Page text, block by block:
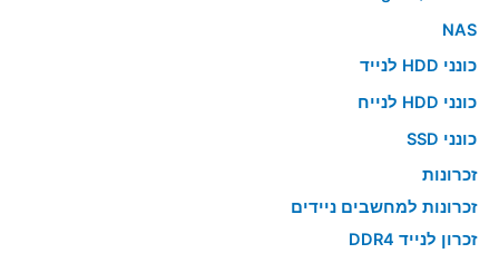
NAS
כונני HDD לנייד
כונני HDD לנייח
כונני SSD
זכרונות
זכרונות למחשבים ניידים
זכרון לנייד DDR4